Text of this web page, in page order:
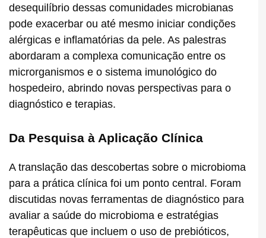
desequilíbrio dessas comunidades microbianas
pode exacerbar ou até mesmo iniciar condições
alérgicas e inflamatórias da pele. As palestras
abordaram a complexa comunicação entre os
microrganismos e o sistema imunológico do
hospedeiro, abrindo novas perspectivas para o
diagnóstico e terapias.
Da Pesquisa à Aplicação Clínica
A translação das descobertas sobre o microbioma
para a prática clínica foi um ponto central. Foram
discutidas novas ferramentas de diagnóstico para
avaliar a saúde do microbioma e estratégias
terapêuticas que incluem o uso de prebióticos,